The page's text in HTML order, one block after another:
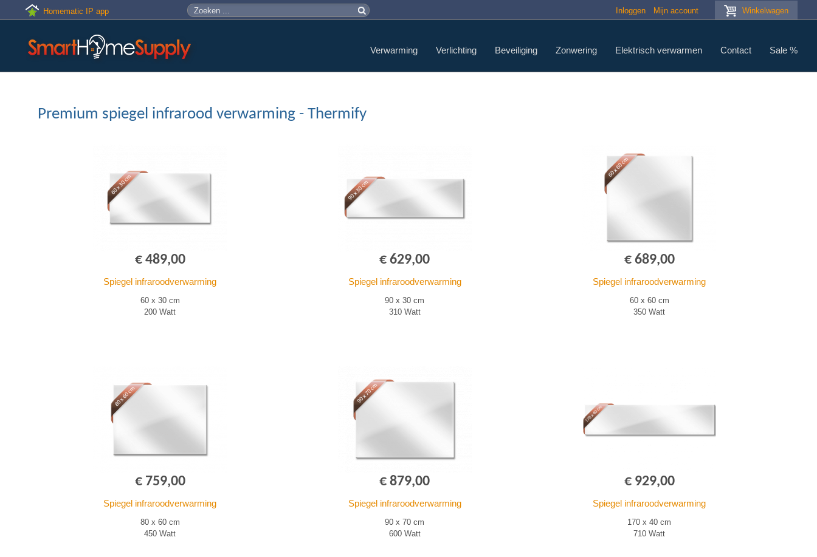
Skip to main content
Homematic IP app Zoekveld
Zoeken Winkelwagen
Inloggen Mijn account
Verwarming Verlichting Beveiliging Zonwering Elektrisch verwarmen Contact Sale %
Premium spiegel infrarood verwarming - Thermify
€ 489,00
Spiegel infraroodverwarming
60 x 30 cm
200 Watt
€ 629,00
Spiegel infraroodverwarming
90 x 30 cm
310 Watt
€ 689,00
Spiegel infraroodverwarming
60 x 60 cm
350 Watt
€ 759,00
Spiegel infraroodverwarming
80 x 60 cm
450 Watt
€ 879,00
Spiegel infraroodverwarming
90 x 70 cm
600 Watt
€ 929,00
Spiegel infraroodverwarming
170 x 40 cm
710 Watt